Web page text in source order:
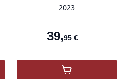
SAINT-ROMAIN AOP
2023
39,95 €
,CHABLIS